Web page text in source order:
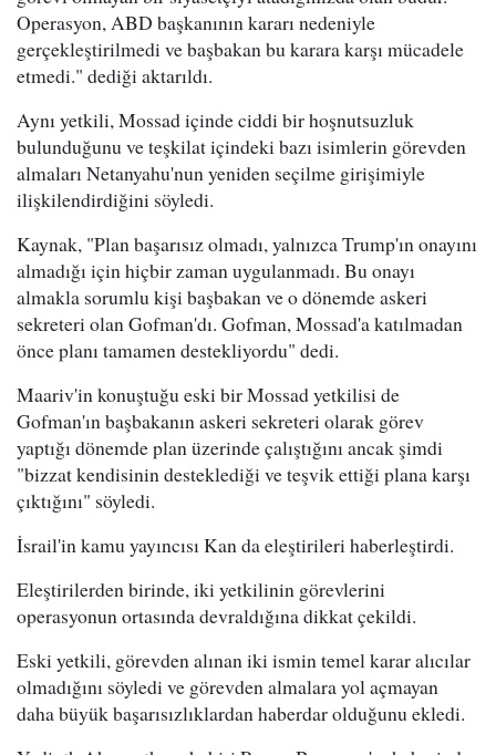
Operasyon, ABD başkanının kararı nedeniyle
gerçekleştirilmedi ve başbakan bu karara karşı mücadele
etmedi." dediği aktarıldı.
Aynı yetkili, Mossad içinde ciddi bir hoşnutsuzluk
bulunduğunu ve teşkilat içindeki bazı isimlerin görevden
almaları Netanyahu'nun yeniden seçilme girişimiyle
ilişkilendirdiğini söyledi.
Kaynak, "Plan başarısız olmadı, yalnızca Trump'ın onayını
almadığı için hiçbir zaman uygulanmadı. Bu onayı
almakla sorumlu kişi başbakan ve o dönemde askeri
sekreteri olan Gofman'dı. Gofman, Mossad'a katılmadan
önce planı tamamen destekliyordu" dedi.
Maariv'in konuştuğu eski bir Mossad yetkilisi de
Gofman'ın başbakanın askeri sekreteri olarak görev
yaptığı dönemde plan üzerinde çalıştığını ancak şimdi
"bizzat kendisinin desteklediği ve teşvik ettiği plana karşı
çıktığını" söyledi.
İsrail'in kamu yayıncısı Kan da eleştirileri haberleştirdi.
Eleştirilerden birinde, iki yetkilinin görevlerini
operasyonun ortasında devraldığına dikkat çekildi.
Eski yetkili, görevden alınan iki ismin temel karar alıcılar
olmadığını söyledi ve görevden almalara yol açmayan
daha büyük başarısızlıklardan haberdar olduğunu ekledi.